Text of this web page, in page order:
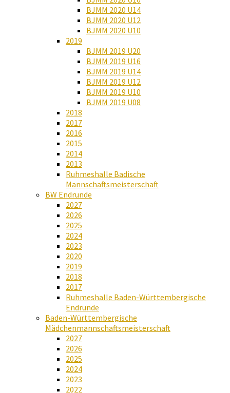
BJMM 2020 U14
BJMM 2020 U12
BJMM 2020 U10
2019
BJMM 2019 U20
BJMM 2019 U16
BJMM 2019 U14
BJMM 2019 U12
BJMM 2019 U10
BJMM 2019 U08
2018
2017
2016
2015
2014
2013
Ruhmeshalle Badische
Mannschaftsmeisterschaft
BW Endrunde
2027
2026
2025
2024
2023
2020
2019
2018
2017
Ruhmeshalle Baden-Württembergische
Endrunde
Baden-Württembergische
Mädchenmannschaftsmeisterschaft
2027
2026
2025
2024
2023
2022